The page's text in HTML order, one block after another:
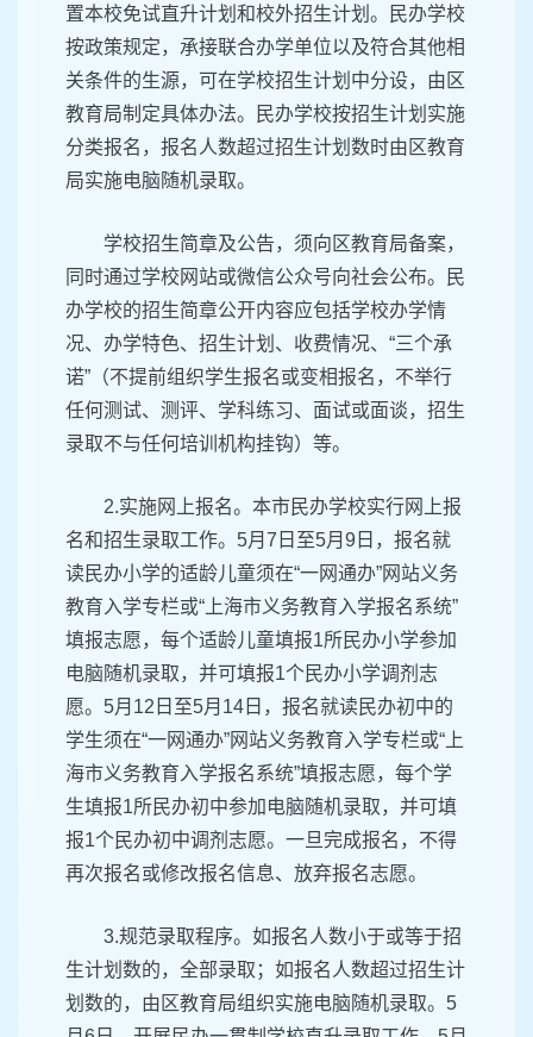
置本校免试直升计划和校外招生计划。民办学校
按政策规定，承接联合办学单位以及符合其他相
关条件的生源，可在学校招生计划中分设，由区
教育局制定具体办法。民办学校按招生计划实施
分类报名，报名人数超过招生计划数时由区教育
局实施电脑随机录取。
学校招生简章及公告，须向区教育局备案，
同时通过学校网站或微信公众号向社会公布。民
办学校的招生简章公开内容应包括学校办学情
况、办学特色、招生计划、收费情况、“三个承
诺”（不提前组织学生报名或变相报名，不举行
任何测试、测评、学科练习、面试或面谈，招生
录取不与任何培训机构挂钩）等。
2.实施网上报名。本市民办学校实行网上报
名和招生录取工作。5月7日至5月9日，报名就
读民办小学的适龄儿童须在“一网通办”网站义务
教育入学专栏或“上海市义务教育入学报名系统”
填报志愿，每个适龄儿童填报1所民办小学参加
电脑随机录取，并可填报1个民办小学调剂志
愿。5月12日至5月14日，报名就读民办初中的
学生须在“一网通办”网站义务教育入学专栏或“上
海市义务教育入学报名系统”填报志愿，每个学
生填报1所民办初中参加电脑随机录取，并可填
报1个民办初中调剂志愿。一旦完成报名，不得
再次报名或修改报名信息、放弃报名志愿。
3.规范录取程序。如报名人数小于或等于招
生计划数的，全部录取；如报名人数超过招生计
划数的，由区教育局组织实施电脑随机录取。5